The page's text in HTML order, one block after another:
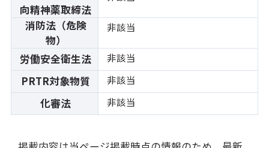
向精神薬取締法
消防法（危険
物）
非該当
労働安全衛生法 非該当
PRTR対象物質 非該当
化審法 非該当